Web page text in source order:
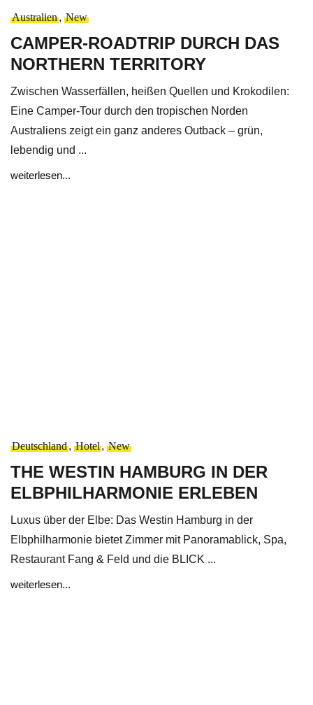
Australien, New
CAMPER-ROADTRIP DURCH DAS
NORTHERN TERRITORY
Zwischen Wasserfällen, heißen Quellen und Krokodilen:
Eine Camper-Tour durch den tropischen Norden
Australiens zeigt ein ganz anderes Outback – grün,
lebendig und ...
weiterlesen...
Deutschland, Hotel, New
THE WESTIN HAMBURG IN DER
ELBPHILHARMONIE ERLEBEN
Luxus über der Elbe: Das Westin Hamburg in der
Elbphilharmonie bietet Zimmer mit Panoramablick, Spa,
Restaurant Fang & Feld und die BLICK ...
weiterlesen...